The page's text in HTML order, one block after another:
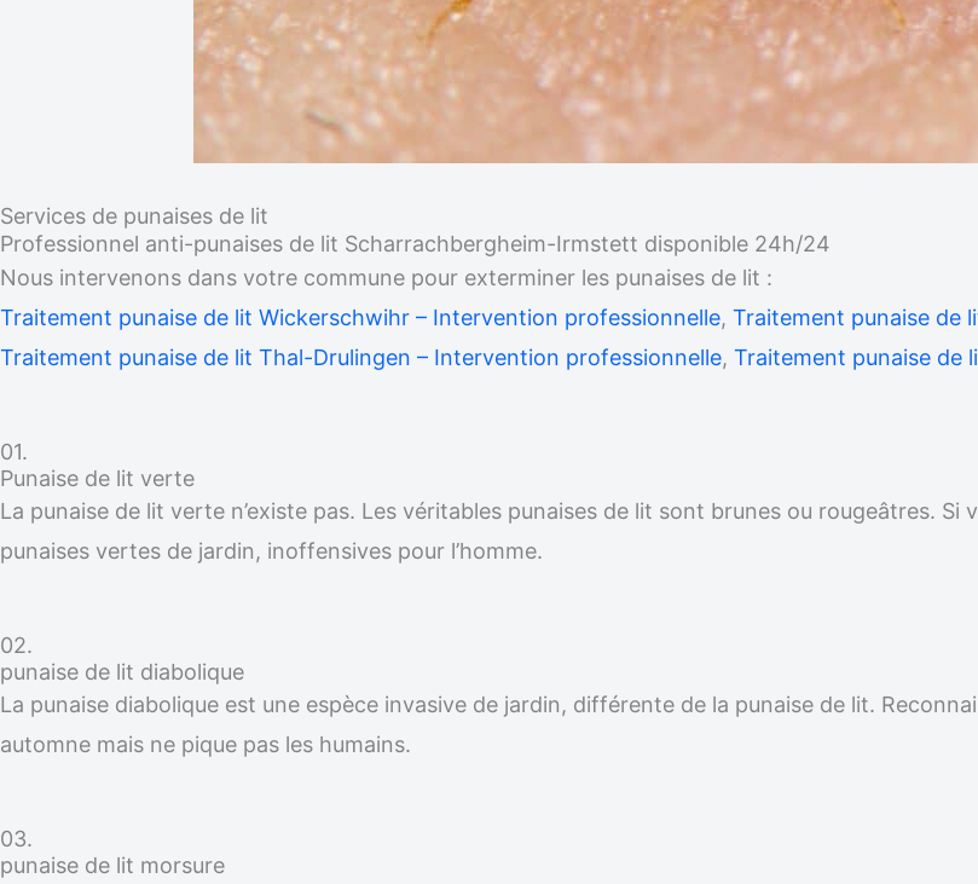
Services de punaises de lit
Professionnel anti-punaises de lit Scharrachbergheim-Irmstett disponible 24h/24
Nous intervenons dans votre commune pour exterminer les punaises de lit :
Traitement punaise de lit Wickerschwihr – Intervention professionnelle, Traitement punaise de
Traitement punaise de lit Thal-Drulingen – Intervention professionnelle, Traitement punaise de
01.
Punaise de lit verte
La punaise de lit verte n’existe pas. Les véritables punaises de lit sont brunes ou rougeâtres.
punaises vertes de jardin, inoffensives pour l’homme.
02.
punaise de lit diabolique
La punaise diabolique est une espèce invasive de jardin, différente de la punaise de lit.
automne mais ne pique pas les humains.
03.
punaise de lit morsure